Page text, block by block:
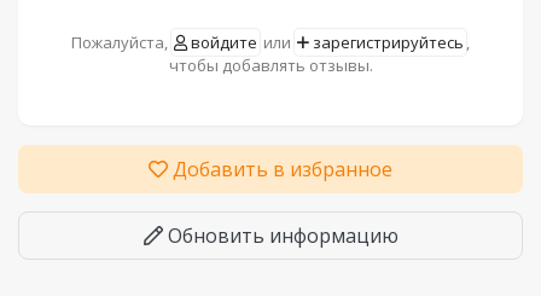
Пожалуйста, войдите или зарегистрируйтесь ,
чтобы добавлять отзывы.
Добавить в избранное
Обновить информацию